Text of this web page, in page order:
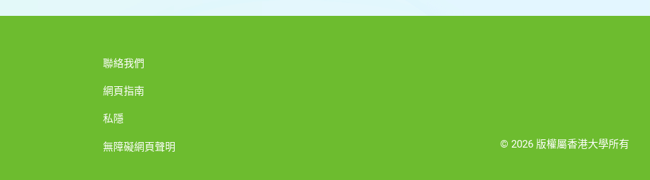
聯絡我們
網頁指南
私隱
無障礙網頁聲明 © 2026 版權屬香港大學所有